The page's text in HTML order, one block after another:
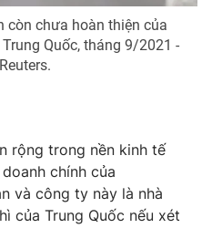
VTV Thể thao
Tấm lòng Việt
Vươn mình bằng AI
còn chưa hoàn thiện của
Quốc, tháng 9/2021 -
rộng trong nền kinh tế
chính của
và công ty này là nhà
của Trung Quốc nếu xét